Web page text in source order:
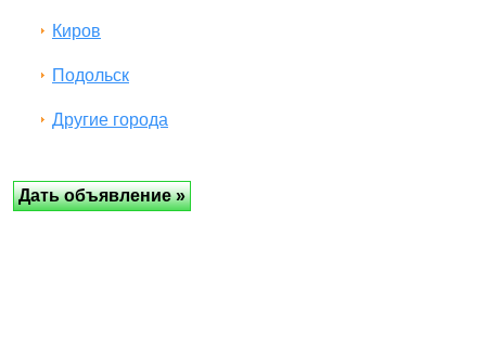
Киров
Подольск
Другие города